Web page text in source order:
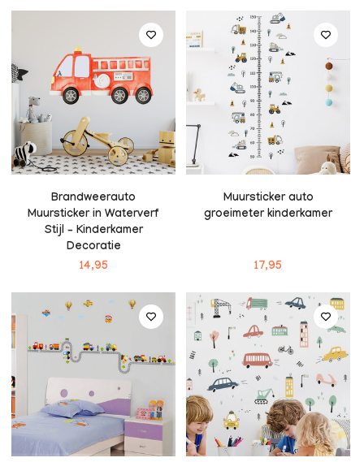
Brandweerauto
Muursticker in Waterverf
Stijl – Kinderkamer
Decoratie
14,95
Muursticker auto
groeimeter kinderkamer
17,95